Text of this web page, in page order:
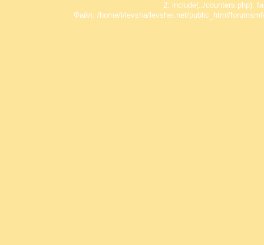
2: include(../counters.php):
Файл: /home/l/levsha/levshei.net/public_html/